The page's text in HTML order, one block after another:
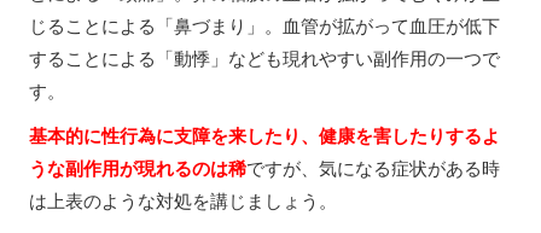
じることによる「鼻づまり」。血管が拡がって血圧が低下
することによる「動悸」なども現れやすい副作用の一つで
す。
基本的に性行為に支障を来したり、健康を害したりするよ
うな副作用が現れるのは稀ですが、気になる症状がある時
は上表のような対処を講じましょう。